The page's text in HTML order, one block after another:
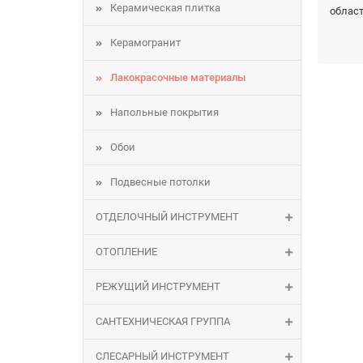
Керамическая плитка
Керамогранит
Лакокрасочные материалы
Напольные покрытия
Обои
Подвесные потолки
ОТДЕЛОЧНЫЙ ИНСТРУМЕНТ
ОТОПЛЕНИЕ
РЕЖУЩИЙ ИНСТРУМЕНТ
САНТЕХНИЧЕСКАЯ ГРУППА
СЛЕСАРНЫЙ ИНСТРУМЕНТ